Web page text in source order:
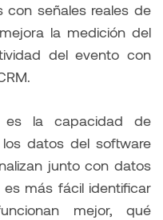
con señales reales de
la medición del
del evento con
es la capacidad de
datos del software
junto con datos
más fácil identificar
mejor, qué